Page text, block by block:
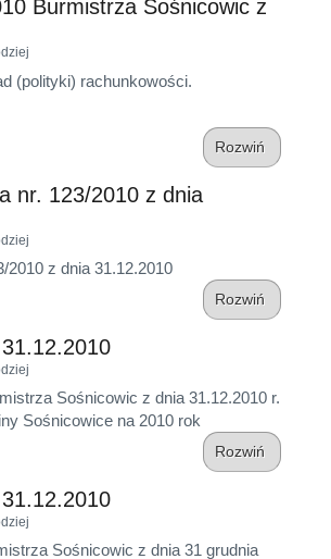
Burmistrza Sośnicowic z
(polityki) rachunkowości.
Rozwiń
nr. 123/2010 z dnia
2010 z dnia 31.12.2010
Rozwiń
Sośnicowic z dnia 31.12.2010 r.
Sośnicowice na 2010 rok
Rozwiń
Sośnicowic z dnia 31 grudnia